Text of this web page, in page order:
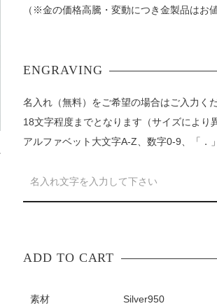
（※金の価格高騰・変動につき金製品はお
名入れ（無料）をご希望の場合はご入力くだ
18文字程度までとなります（サイズにより
アルファベット大文字A-Z、数字0-9、「．
素材